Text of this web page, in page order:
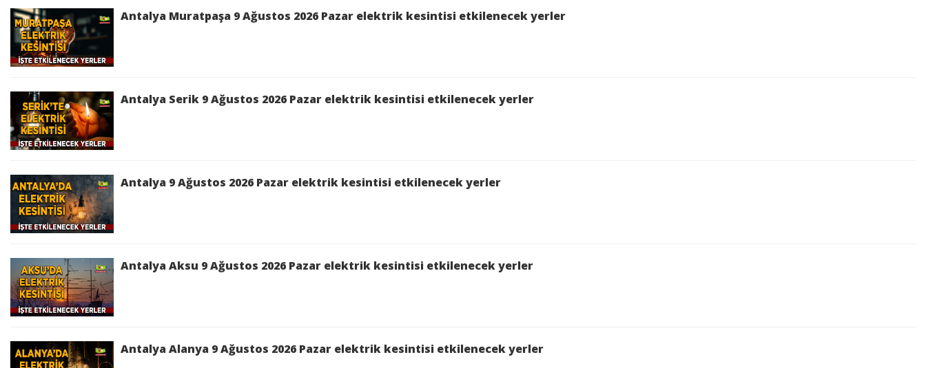
Antalya Muratpaşa 9 Ağustos 2026 Pazar elektrik kesintisi etkilenecek yerler
Antalya Serik 9 Ağustos 2026 Pazar elektrik kesintisi etkilenecek yerler
Antalya 9 Ağustos 2026 Pazar elektrik kesintisi etkilenecek yerler
Antalya Aksu 9 Ağustos 2026 Pazar elektrik kesintisi etkilenecek yerler
Antalya Alanya 9 Ağustos 2026 Pazar elektrik kesintisi etkilenecek yerler